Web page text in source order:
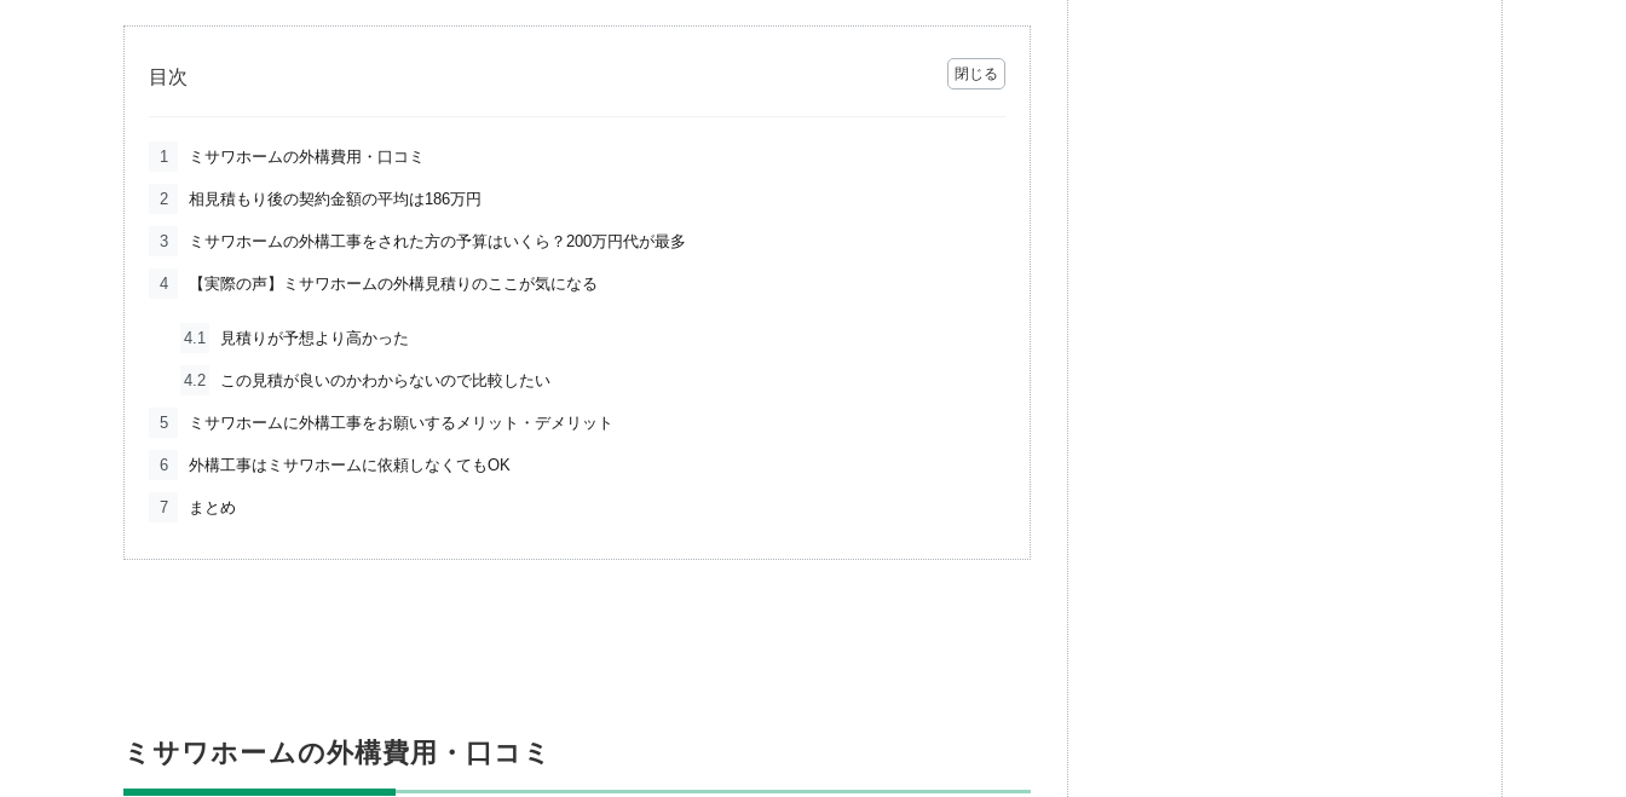
目次
1 ミサワホームの外構費用・口コミ
2 相見積もり後の契約金額の平均は186万円
3 ミサワホームの外構工事をされた方の予算はいくら？200万円代が最多
4 【実際の声】ミサワホームの外構見積りのここが気になる
4.1 見積りが予想より高かった
4.2 この見積が良いのかわからないので比較したい
5 ミサワホームに外構工事をお願いするメリット・デメリット
6 外構工事はミサワホームに依頼しなくてもOK
7 まとめ
ミサワホームの外構費用・口コミ